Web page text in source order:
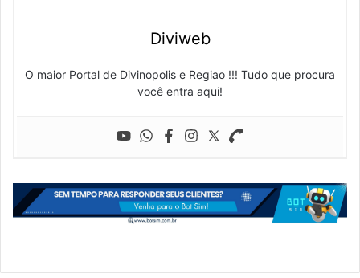
Diviweb
O maior Portal de Divinopolis e Regiao !!! Tudo que procura
você entra aqui!